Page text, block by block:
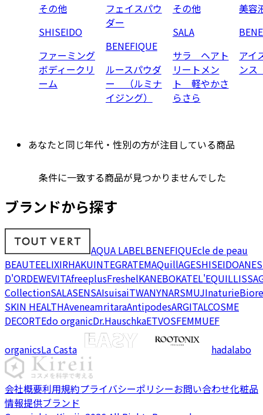
その他
SHISEIDO
ファーミング
ボディークリ
ーム
フェイスパウ
ダー
BENEFIQUE
ルースパウダ
ー （ルミナ
イジング）
その他
SALA
サラ ヘアト
リートメン
ト 軽やかさ
らさら
美容
アイ
ン
あなたと同じ年代・性別の方が注目している商品
条件に一致する商品が見つかりませんでした
ブランドから探す
AQUA LABELBENEFIQUEcle de peau
BEAUTEELIXIRHAKUINTEGRATEMAQuillAGESHISEIDO
D'ORDEWEVITAfreeplusFreshelKANEBOKATEL'EQUIL
CollectionSALASENSAIsuisaiTWANYNARSMUJInaturieBiore
SKIN HEALTHAveneamritaraAntipodesARGITALCOSME
DECORTEdo organicDr.HauschkaETVOSFEMMUEF
organicsLa Casta hadalabo
会社概要利用規約プライバシーポリシーお問い合わせ化粧品
情報提供ブランド